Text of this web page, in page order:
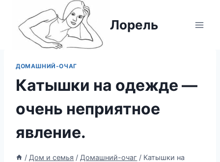
содержимому
Лорель
ДОМАШНИЙ-ОЧАГ
Катышки на одежде —
очень неприятное
явление.
/ Дом и семья / Домашний-очаг / Катышки на